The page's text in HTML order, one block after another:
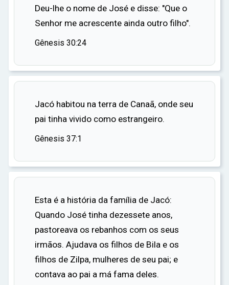
carcereiro e foi colocado encarregado dos
outros prisioneiros. Lá, ele interpretou
copeiro e o padeiro do faraó. Quando o faraó
teve um sonho perturbador que ninguém
poderia interpretar, o copeiro lembrou-se de
sete anos de fartura seguidos por sete anos de
Impressionado, o faraó nomeou José como
governador do Egito. José administrou o país
com sabedoria, armazenando grãos durante os
anos de fartura. Quando a fome chegou, o Egito
estava preparado e pessoas de todas as terras,
incluindo os irmãos de José, vieram ao Egito
Deu-lhe o nome de José e disse: "Que o
Senhor me acrescente ainda outro filho".
Gênesis 30:24
Jacó habitou na terra de Canaã, onde seu
pai tinha vivido como estrangeiro.
Gênesis 37:1
Esta é a história da família de Jacó:
Quando José tinha dezessete anos,
pastoreava os rebanhos com os seus
irmãos. Ajudava os filhos de Bila e os
filhos de Zilpa, mulheres de seu pai; e
contava ao pai a má fama deles.